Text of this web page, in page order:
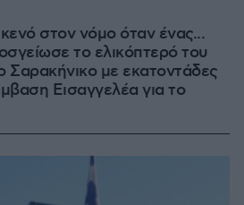
στον νόμο όταν ένας...
το ελικόπτερό του
με εκατοντάδες
Εισαγγελέα για το